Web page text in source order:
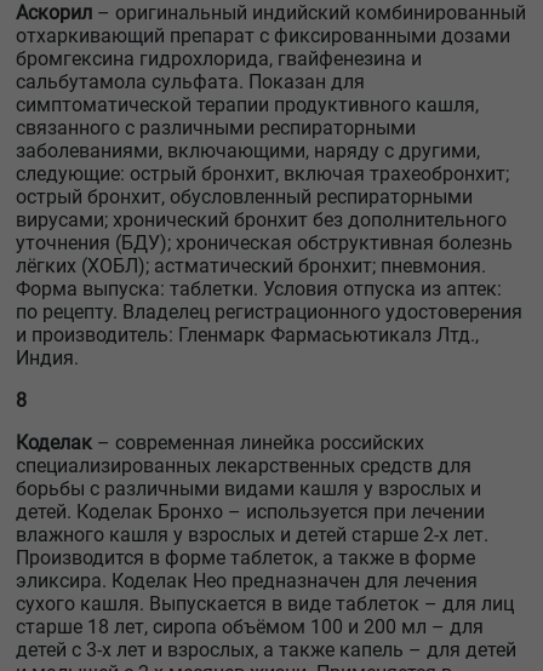
Аскорил – оригинальный индийский комбинированный
отхаркивающий препарат с фиксированными дозами
бромгексина гидрохлорида, гвайфенезина и
сальбутамола сульфата. Показан для
симптоматической терапии продуктивного кашля,
связанного с различными респираторными
заболеваниями, включающими, наряду с другими,
следующие: острый бронхит, включая трахеобронхит;
острый бронхит, обусловленный респираторными
вирусами; хронический бронхит без дополнительного
уточнения (БДУ); хроническая обструктивная болезнь
лёгких (ХОБЛ); астматический бронхит; пневмония.
Форма выпуска: таблетки. Условия отпуска из аптек:
по рецепту. Владелец регистрационного удостоверения
и производитель: Гленмарк Фармасьютикалз Лтд.,
Индия.
8
Коделак – современная линейка российских
специализированных лекарственных средств для
борьбы с различными видами кашля у взрослых и
детей. Коделак Бронхо – используется при лечении
влажного кашля у взрослых и детей старше 2-х лет.
Производится в форме таблеток, а также в форме
эликсира. Коделак Нео предназначен для лечения
сухого кашля. Выпускается в виде таблеток – для лиц
старше 18 лет, сиропа объёмом 100 и 200 мл – для
детей с 3-х лет и взрослых, а также капель – для детей